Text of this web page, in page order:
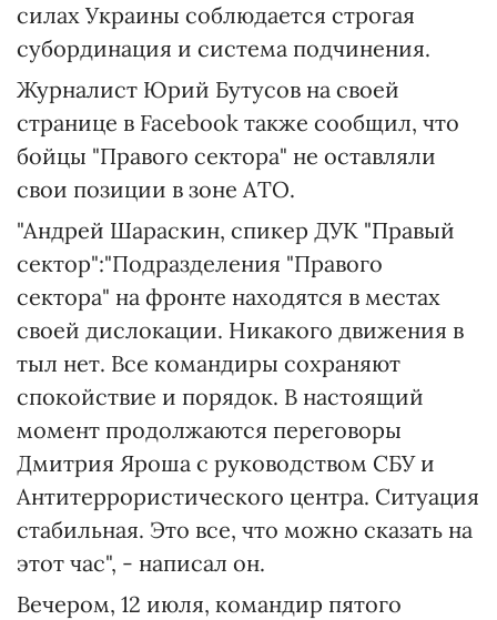
силах Украины соблюдается строгая
субординация и система подчинения.
Журналист Юрий Бутусов на своей
странице в Facebook также сообщил, что
бойцы "Правого сектора" не оставляли
свои позиции в зоне АТО.
"Андрей Шараскин, спикер ДУК "Правый
сектор":"Подразделения "Правого
сектора" на фронте находятся в местах
своей дислокации. Никакого движения в
тыл нет. Все командиры сохраняют
спокойствие и порядок. В настоящий
момент продолжаются переговоры
Дмитрия Яроша с руководством СБУ и
Антитеррористического центра. Ситуация
стабильная. Это все, что можно сказать на
этот час", - написал он.
Вечером, 12 июля, командир пятого